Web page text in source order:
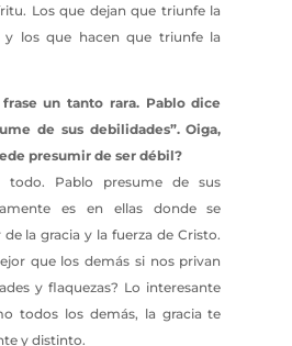
Los que dejan que triunfe la
los que hacen que triunfe la
un tanto rara. Pablo dice
de sus debilidades”. Oiga,
presumir de ser débil?
todo. Pablo presume de sus
es en ellas donde se
la gracia y la fuerza de Cristo.
que los demás si nos privan
y flaquezas? Lo interesante
todos los demás, la gracia te
y distinto.